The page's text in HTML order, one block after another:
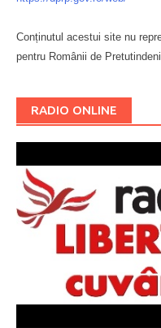
Conținutul acestui site nu
pentru Românii de Pretutindeni.
RADIO ONLINE